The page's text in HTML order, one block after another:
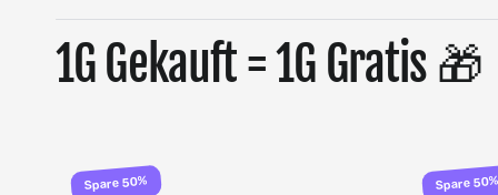
1G Gekauft = 1G Gratis 🎁
Spare 50% Spare 50%